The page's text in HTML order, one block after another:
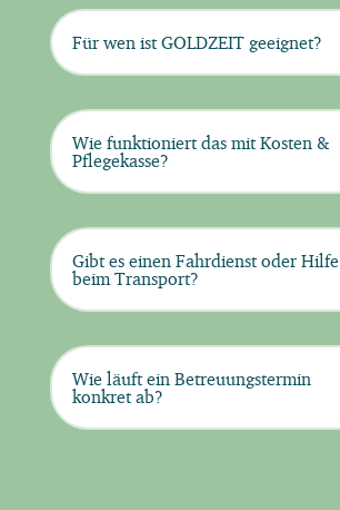
Für wen ist GOLDZEIT geeignet?
Wie funktioniert das mit Kosten &
Pflegekasse?
Gibt es einen Fahrdienst oder Hilfe
beim Transport?
Wie läuft ein Betreuungstermin
konkret ab?